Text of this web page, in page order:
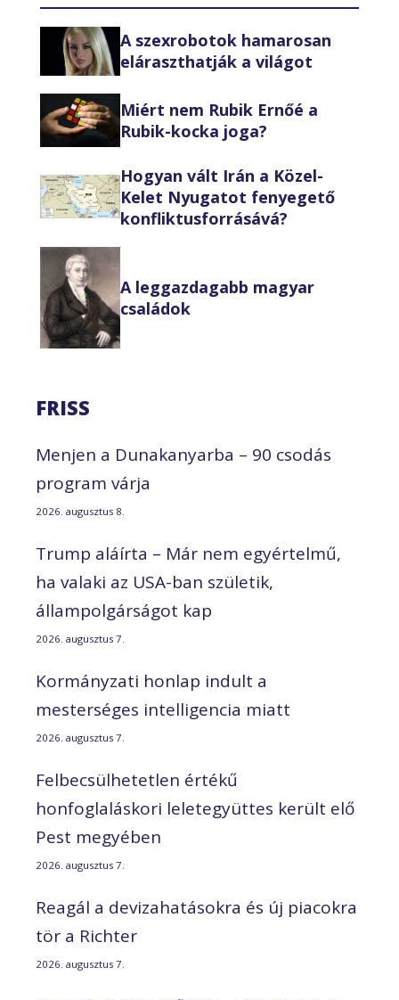
A szexrobotok hamarosan
eláraszthatják a világot
Miért nem Rubik Ernőé a
Rubik-kocka joga?
Hogyan vált Irán a Közel-
Kelet Nyugatot fenyegető
konfliktusforrásává?
A leggazdagabb magyar
családok
FRISS
Menjen a Dunakanyarba – 90 csodás
program várja
2026. augusztus 8.
Trump aláírta – Már nem egyértelmű,
ha valaki az USA-ban születik,
állampolgárságot kap
2026. augusztus 7.
Kormányzati honlap indult a
mesterséges intelligencia miatt
2026. augusztus 7.
Felbecsülhetetlen értékű
honfoglaláskori leletegyüttes került elő
Pest megyében
2026. augusztus 7.
Reagál a devizahatásokra és új piacokra
tör a Richter
2026. augusztus 7.